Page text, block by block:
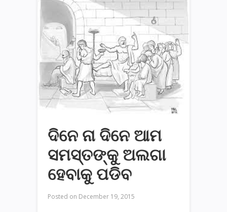
ଦିନେ ନା ଦିନେ ଆମ
ସମସ୍ତଙ୍କୁ ଅଲଗା
ହେବାକୁ ପଡିବ
Posted on December 19, 2015